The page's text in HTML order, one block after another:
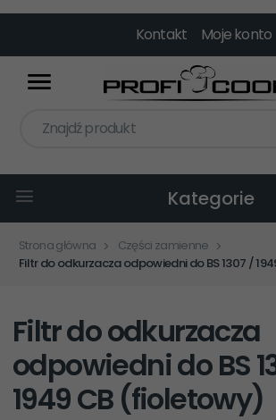
Kontakt Moje konto
Znajdź produkt
Kategorie
Strona główna
Części zamienne
Filtr do odkurzacza odpowiedni do BS 1307 /
Filtr do odkurzacza
odpowiedni do BS
1949 CB (fioletowy)